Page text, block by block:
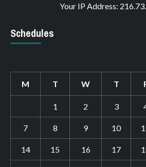
Your IP Address:
Schedules
M T W T
1 2 3
7 8 9 10
14 15 16 17